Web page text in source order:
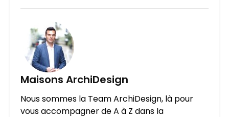
Maisons ArchiDesign
Nous sommes la Team ArchiDesign, là pour
vous accompagner de A à Z dans la